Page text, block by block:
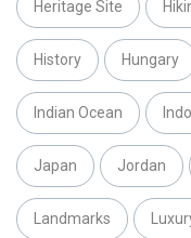
Heritage Site
History Hungary
Indian Ocean
Japan Jordan
Landmarks